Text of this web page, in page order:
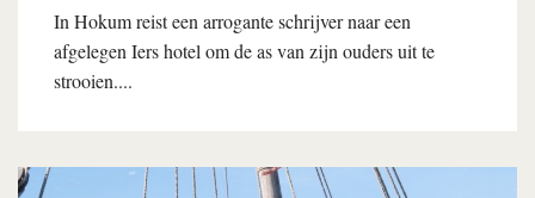
In Hokum reist een arrogante schrijver naar een
afgelegen Iers hotel om de as van zijn ouders uit te
strooien....
Lees verder